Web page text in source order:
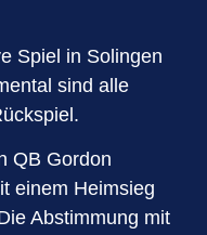
Spiel in Solingen
sind alle
QB Gordon
einem Heimsieg
Abstimmung mit